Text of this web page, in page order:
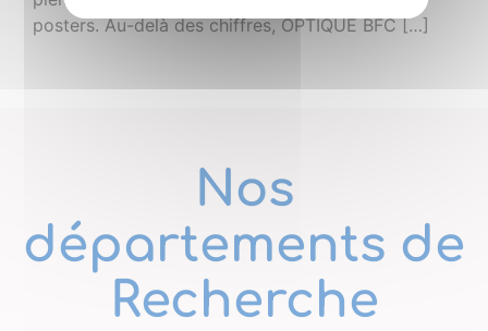
posters. Au-delà des chiffres, OPTIQUE BFC […]
Nos
départements de
Recherche